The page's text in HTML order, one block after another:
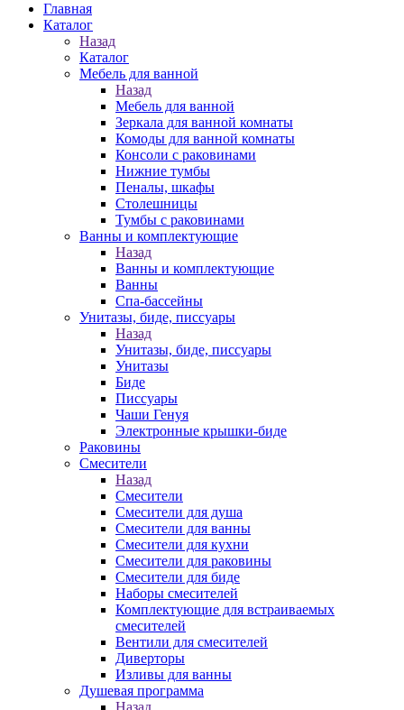
Главная
Каталог
Назад
Каталог
Мебель для ванной
Назад
Мебель для ванной
Зеркала для ванной комнаты
Комоды для ванной комнаты
Консоли с раковинами
Нижние тумбы
Пеналы, шкафы
Столешницы
Тумбы с раковинами
Ванны и комплектующие
Назад
Ванны и комплектующие
Ванны
Спа-бассейны
Унитазы, биде, писсуары
Назад
Унитазы, биде, писсуары
Унитазы
Биде
Писсуары
Чаши Генуя
Электронные крышки-биде
Раковины
Смесители
Назад
Смесители
Смесители для душа
Смесители для ванны
Смесители для кухни
Смесители для раковины
Смесители для биде
Наборы смесителей
Комплектующие для встраиваемых
смесителей
Вентили для смесителей
Диверторы
Изливы для ванны
Душевая программа
Назад